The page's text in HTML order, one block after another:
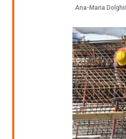
Ana-Maria Dolghii